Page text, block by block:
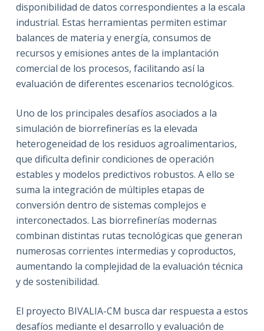
disponibilidad de datos correspondientes a la escala
industrial. Estas herramientas permiten estimar
balances de materia y energía, consumos de
recursos y emisiones antes de la implantación
comercial de los procesos, facilitando así la
evaluación de diferentes escenarios tecnológicos.
Uno de los principales desafíos asociados a la
simulación de biorrefinerías es la elevada
heterogeneidad de los residuos agroalimentarios,
que dificulta definir condiciones de operación
estables y modelos predictivos robustos. A ello se
suma la integración de múltiples etapas de
conversión dentro de sistemas complejos e
interconectados. Las biorrefinerías modernas
combinan distintas rutas tecnológicas que generan
numerosas corrientes intermedias y coproductos,
aumentando la complejidad de la evaluación técnica
y de sostenibilidad.
El proyecto BIVALIA-CM busca dar respuesta a estos
desafíos mediante el desarrollo y evaluación de